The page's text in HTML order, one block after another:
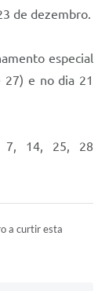
de dezembro.
especial
27) e no dia 21
7, 14, 25, 28
a curtir esta